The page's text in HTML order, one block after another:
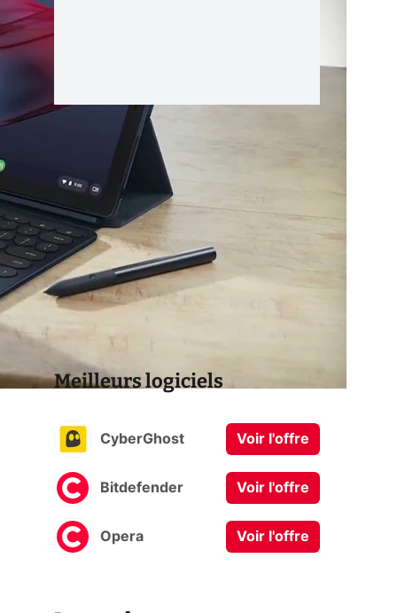
Meilleurs logiciels
CyberGhost Voir l'offre
Bitdefender Voir l'offre
Opera Voir l'offre